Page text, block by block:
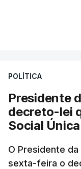
POLÍTICA
Presidente
decreto-lei
Social Única
O Presidente
sexta-feira o